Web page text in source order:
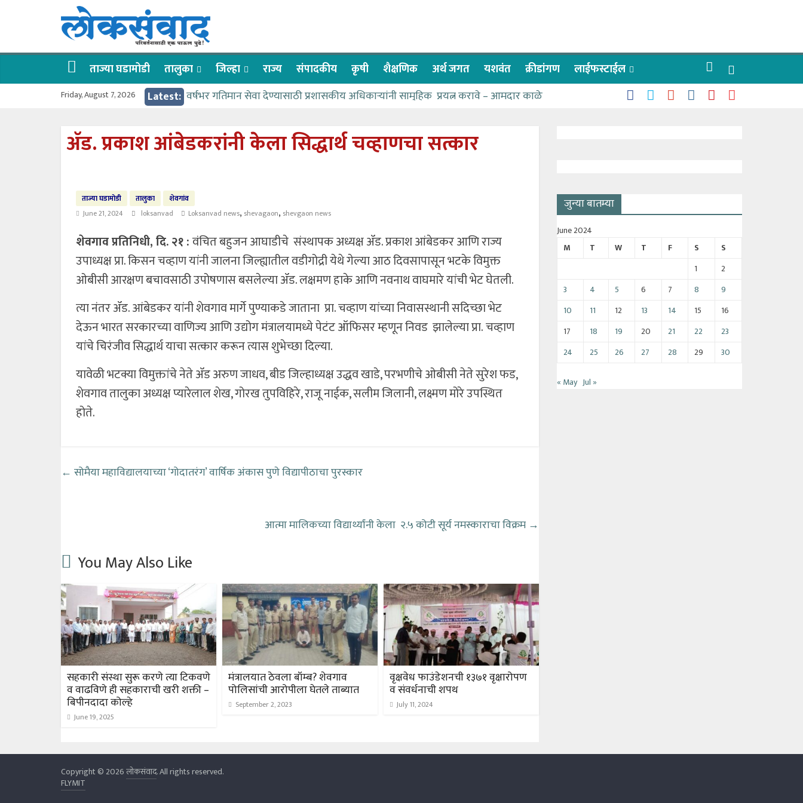
लोकसंवाद
ताज्या
घडामोडी
ताज्या घडामोडी तालुका जिल्हा राज्य संपादकीय कृषी शैक्षणिक अर्थ जगत यशवंत क्रीडांगण लाईफस्टाईल
Friday, August 7, 2026 Latest: वर्षभर गतिमान सेवा देण्यासाठी प्रशासकीय अधिकाऱ्यांनी सामुहिक प्रयत्न करावे – आमदार काळे
आत्मामालिक गुरूकूलाचे २२८ विद्यार्थी शिष्यवृत्तीस पात्र
ईच्छा आणि मेहनतीच्या बळावर यश मिळवता येते – शिवप्रसाद पंडोरे
ॲड. प्रकाश आंबेडकरांनी केला सिद्धार्थ चव्हाणचा सत्कार
ताज्या घडामोडी तालुका
शेवगांव
June 21, 2024
loksanvad Loksanvad news, shevagaon, shevgaon news
शेवगाव प्रतिनिधी, दि. २१ :वंचित बहुजन आघाडीचे संस्थापक अध्यक्ष ॲड. प्रकाश आंबेडकर आणि राज्य
उपाध्यक्ष प्रा. किसन चव्हाण यांनी जालना जिल्ह्यातील वडीगोद्री येथे गेल्या आठ दिवसापासून भटके विमुक्त
ओबीसी आरक्षण बचावसाठी उपोषणास बसलेल्या ॲड. लक्षमण हाके आणि नवनाथ वाघमारे यांची भेट घेतली.
त्या नंतर ॲड. आंबेडकर यांनी शेवगाव मार्गे पुण्याकडे जाताना प्रा. चव्हाण यांच्या निवासस्थानी सदिच्छा भेट
देऊन भारत सरकारच्या वाणिज्य आणि उद्योग मंत्रालयामध्ये पेटंट ऑफिसर म्हणून निवड झालेल्या प्रा. चव्हाण
यांचे चिरंजीव सिद्धार्थ याचा सत्कार करून त्यास शुभेच्छा दिल्या.
यावेळी भटक्या विमुक्तांचे नेते ॲड अरुण जाधव, बीड जिल्हाध्यक्ष उद्धव खाडे, परभणीचे ओबीसी नेते सुरेश फड,
शेवगाव तालुका अध्यक्ष प्यारेलाल शेख, गोरख तुपविहिरे, राजू नाईक, सलीम जिलानी, लक्ष्मण मोरे उपस्थित
होते.
← सोमैया महाविद्यालयाच्या ‘गोदातरंग’ वार्षिक अंकास पुणे विद्यापीठाचा पुरस्कार
आत्मा मालिकच्या विद्यार्थ्यांनी केला २.५ कोटी सूर्य नमस्काराचा विक्रम →
You May Also Like
सहकारी संस्था सुरू करणे त्या टिकवणे
व वाढविणे ही सहकाराची खरी शक्ती –
बिपीनदादा कोल्हे
June 19, 2025
मंत्रालयात ठेवला बॉम्ब? शेवगाव
पोलिसांची आरोपीला घेतले ताब्यात
September 2, 2023
वृक्षवेध फाउंडेशनची १३७१ वृक्षारोपण
व संवर्धनाची शपथ
July 11, 2024
जुन्या बातम्या
June 2024
M
T W T F S
S
1
2
3
4 5 6 7 8
9
10
11 12 13 14 15
16
17
18 19 20 21 22
23
24
25 26 27 28 29 30
« May Jul »
Copyright © 2026लोकसंवाद. All rights reserved.
FLYMIT